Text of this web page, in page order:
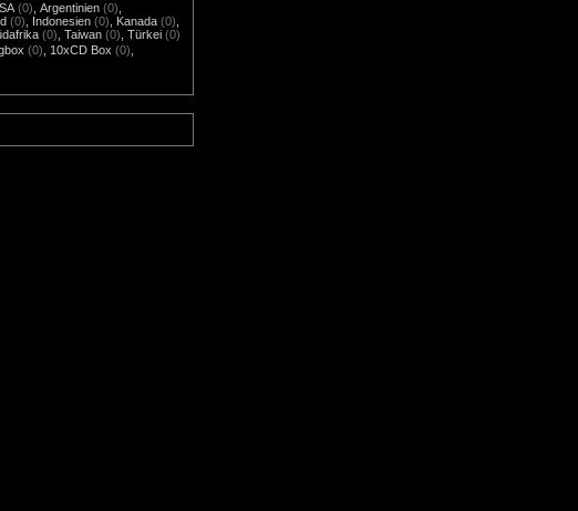
(0) ,Argentinien (0)
(0) Indonesien (0) Kanada (0)
(0) ,Taiwan (0) ,Türkei (0)
(0) 10xCD Box (0)